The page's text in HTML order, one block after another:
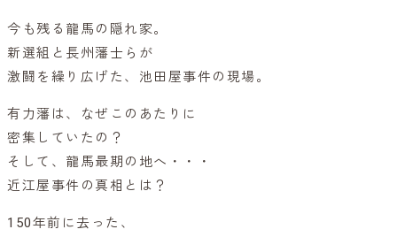
今も残る龍馬の隠れ家。
新選組と長州藩士らが
激闘を繰り広げた、池田屋事件の現場。
有力藩は、なぜこのあたりに
密集していたの？
そして、龍馬最期の地へ・・・
近江屋事件の真相とは？
150年前に去った、